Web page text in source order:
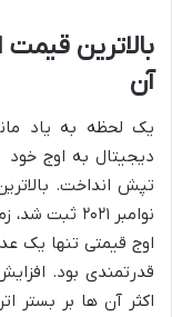
آن
یک لحظه به یاد
دیجیتال به اوج خود
اوج قیمتی تنها یک
اکثر آن ها بر بستر